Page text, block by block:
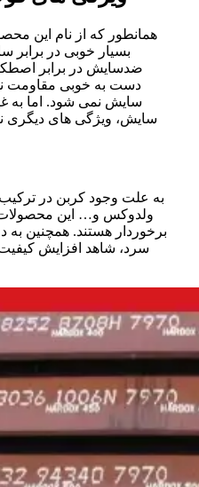
همانطور که از نام این
بسیار خوبی در برابر
ضدسایش در برابر
دست به خوبی مقاومت
سایش نمی‌ شود. اما به
سایش، ویژگی‌ های دیگری
به علت وجود کربن در
ولدوکس و… این محصولات،
برخوردار هستند. همچنین به
سرد، شاهد افزایش